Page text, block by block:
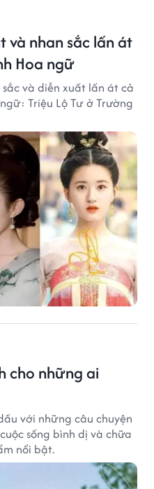
và nhan sắc lấn át
Hoa ngữ
và diễn xuất lấn át cả
Triệu Lộ Tư ở Trường
cho những ai
với những câu chuyện
sống bình dị và chữa
nổi bật.